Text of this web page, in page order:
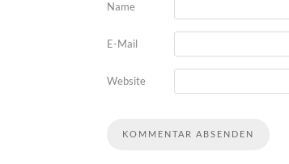
Name
E-Mail
Website